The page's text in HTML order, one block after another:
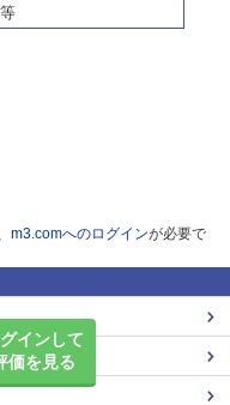
m3.comへのログインが必要で
インして
価を見る